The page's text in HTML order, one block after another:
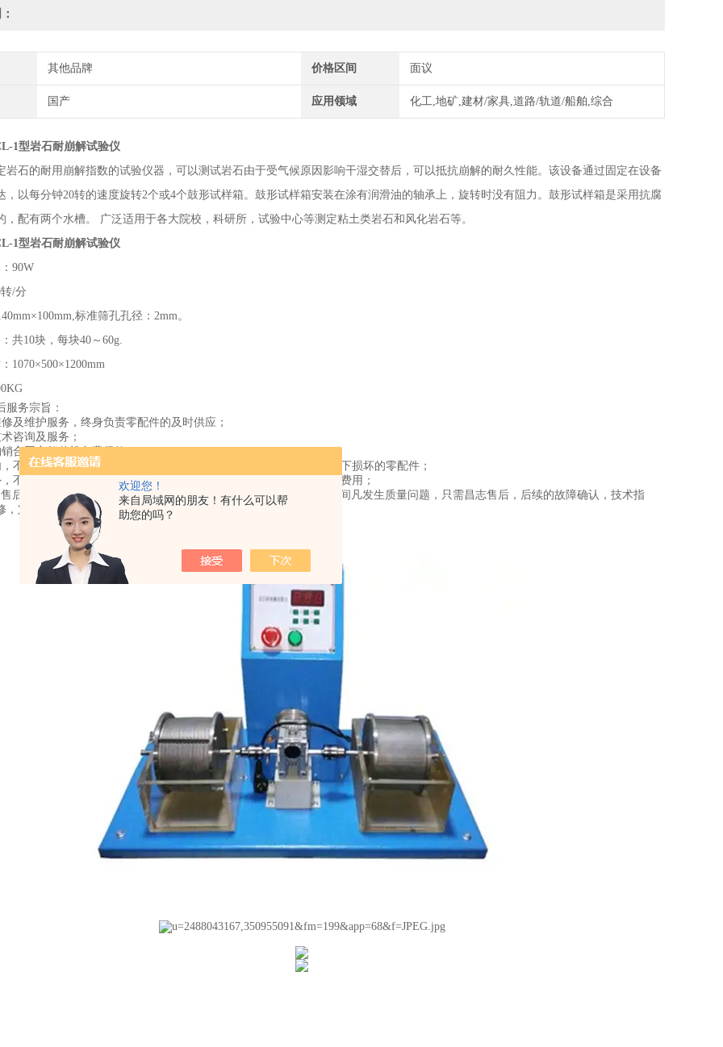
欢迎您！
来自局域网的朋友！有什么可以帮
助您的吗？
其他品牌 价格区间 面议
国产 应用领域 化工,地矿,建材/家具,道路/轨道/船舶,综合
1型岩石耐崩解试验仪
岩石的耐用崩解指数的试验仪器，可以测试岩石由于受气候原因影响干湿交替后，可以抵抗崩解的耐久性能。该设备通过固定在设备
，以每分钟20转的速度旋转2个或4个鼓形试样箱。鼓形试样箱安装在涂有润滑油的轴承上，旋转时没有阻力。鼓形试样箱是采用抗腐
，配有两个水槽。 广泛适用于各大院校，科研所，试验中心等测定粘土类岩石和风化岩石等。
1型岩石耐崩解试验仪
90W
/分
标准筛孔孔径：2mm。
共10块，每块40～60g.
1070×500×1200mm
服务宗旨：
及维护服务，终身负责零配件的及时供应；
咨询及服务；
合同实行整机免费保修，
不收取上门费，搬运费，人工费等，免费更换一切在正常使用情况下损坏的零配件；
不收取上门费，搬运费，人工费等，仅对需更换的零配件收取成本费用；
后服务保障体系，覆盖国内各市县区的售后服务网络，产品使用期间凡发生质量问题，只需昌志售后，后续的故障确认，技术指
，定期回访都有昌志售后服务体系完成。